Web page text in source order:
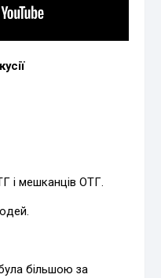
і мешканців ОТГ.
більшою за